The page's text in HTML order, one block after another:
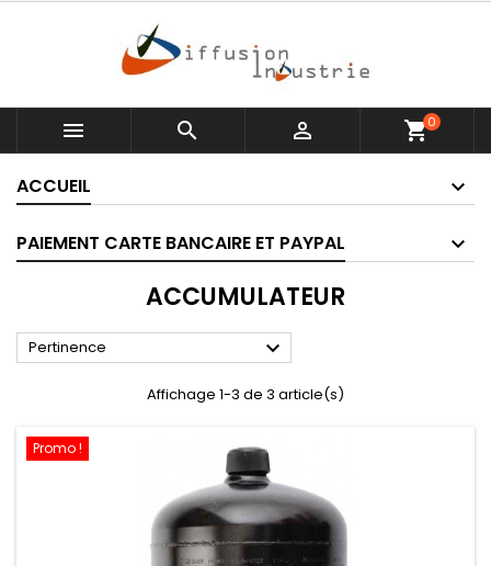
   shopping_cart0
ACCUEIL
PAIEMENT CARTE BANCAIRE ET PAYPAL
ACCUMULATEUR
Pertinence 
Affichage 1-3 de 3 article(s)
Promo !